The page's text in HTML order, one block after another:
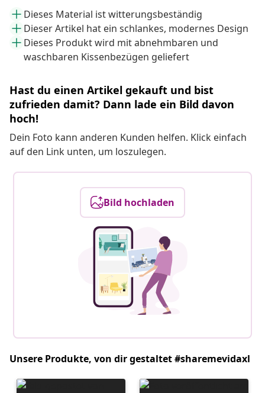
Dieses Material ist witterungsbeständig
Dieser Artikel hat ein schlankes, modernes Design
Dieses Produkt wird mit abnehmbaren und
waschbaren Kissenbezügen geliefert
Hast du einen Artikel gekauft und bist
zufrieden damit? Dann lade ein Bild davon
hoch!
Dein Foto kann anderen Kunden helfen. Klick einfach
auf den Link unten, um loszulegen.
Bild hochladen
Unsere Produkte, von dir gestaltet #sharemevidaxl